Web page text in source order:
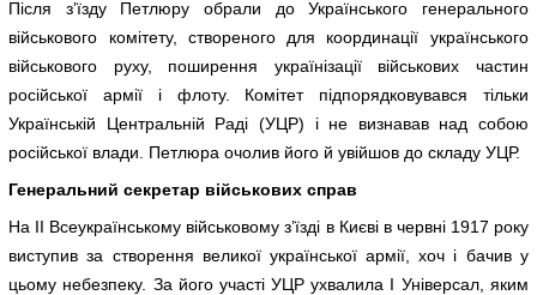
Після з’їзду Петлюру обрали до Українського генерального
військового комітету, створеного для координації українського
військового руху, поширення українізації військових частин
російської армії і флоту. Комітет підпорядковувався тільки
Українській Центральній Раді (УЦР) і не визнавав над собою
російської влади. Петлюра очолив його й увійшов до складу УЦР.
Генеральний секретар військових справ
На ІІ Всеукраїнському військовому з’їзді в Києві в червні 1917 року
виступив за створення великої української армії, хоч і бачив у
цьому небезпеку. За його участі УЦР ухвалила І Універсал, яким